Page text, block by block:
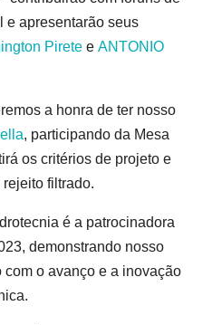
e apresentarão seus
Piretee ANTONIO
a honra de ter nosso
, participando da Mesa
os critérios de projeto e
filtrado.
é a patrocinadora
demonstrando nosso
o avanço e a inovação